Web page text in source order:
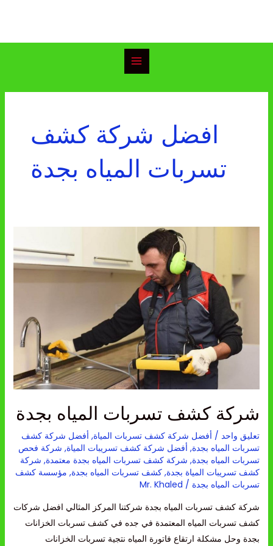
افضل شركة كشف
تسربات المياه بجدة
شركة كشف تسربات المياه بجدة
تعليق واحد / أفضل شركة كشف تسربات المياة, أفضل شركة كشف
تسربات المياه بجدة, أفضل شركة كشف تسريبات المياة, شركة فحص
تسربات المياه بجدة, شركة كشف تسربات المياه بجدة معتمدة, شركة
كشف تسريبات المياة بجدة, كشف تسربات المياه بجدة, مؤسسة كشف
تسربات المياه بجدة /
Mr. Khaled
شركة كشف تسربات المياه بجدة شركتنا المركز المثالي افضل شركات
كشف تسربات المياه المعتمدة في جده في كشف تسربات الخزانات
بجدة وحل مشكلة ارتقاع فاتورة المياه نتجية تسربات الخزانات
المياه